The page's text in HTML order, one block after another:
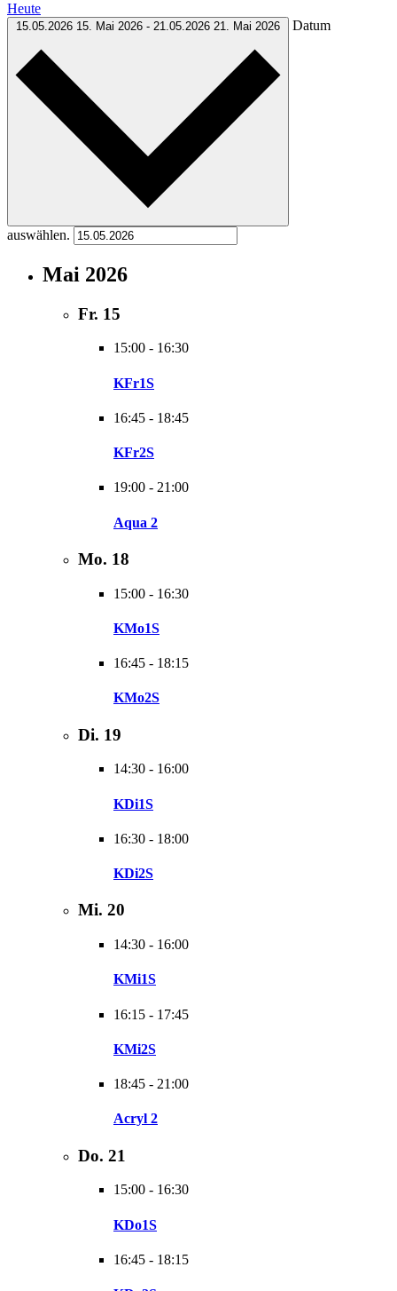
Heute
15.05.2026 15. Mai 2026 - 21.05.2026 21. Mai 2026 Datum
auswählen.
Mai 2026
Fr. 15
15:00 - 16:30
KFr1S
16:45 - 18:45
KFr2S
19:00 - 21:00
Aqua 2
Mo. 18
15:00 - 16:30
KMo1S
16:45 - 18:15
KMo2S
Di. 19
14:30 - 16:00
KDi1S
16:30 - 18:00
KDi2S
Mi. 20
14:30 - 16:00
KMi1S
16:15 - 17:45
KMi2S
18:45 - 21:00
Acryl 2
Do. 21
15:00 - 16:30
KDo1S
16:45 - 18:15